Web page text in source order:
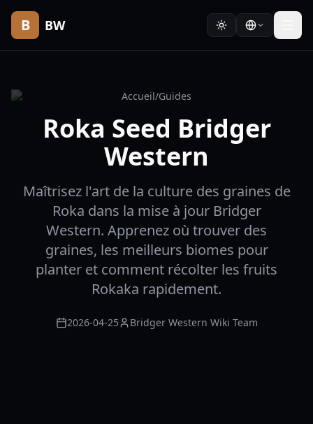
B BW
Accueil/Guides
Roka Seed Bridger
Western
Maîtrisez l'art de la culture des graines de
Roka dans la mise à jour Bridger
Western. Apprenez où trouver des
graines, les meilleurs biomes pour
planter et comment récolter les fruits
Rokaka rapidement.
2026-04-25 Bridger Western Wiki Team